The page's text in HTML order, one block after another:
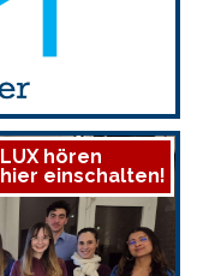
LUX hören
hier einschalten!